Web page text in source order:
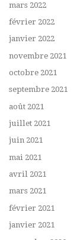
mars 2022
février 2022
janvier 2022
novembre 2021
octobre 2021
septembre 2021
août 2021
juillet 2021
juin 2021
mai 2021
avril 2021
mars 2021
février 2021
janvier 2021